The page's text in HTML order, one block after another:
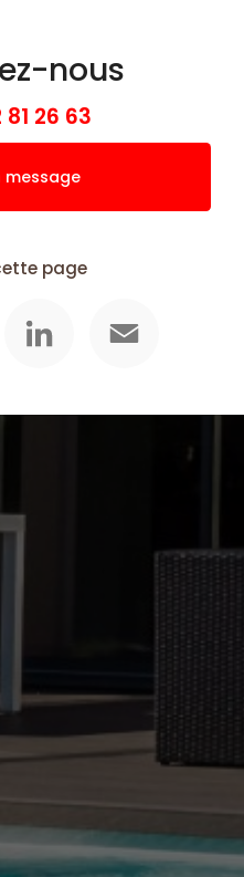
nous
26 63
message
page